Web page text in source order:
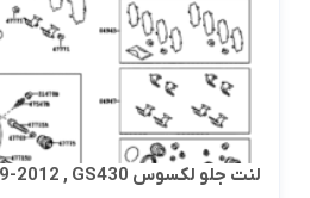
لنت جلو لکسوس IS300 2009-2012 , GS430